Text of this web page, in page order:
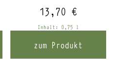
13,70€
Inhalt: 0,75 l
zum Produkt